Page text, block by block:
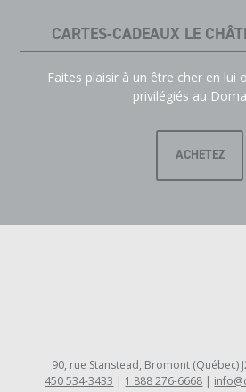
CARTES-CADEAUX LE
Faites plaisir à un être cher en lui
privilégiés au
ACHETEZ
90, rue Stanstead, Bromont (Québec)
450 534-3433 | 1 888 276-6668 |